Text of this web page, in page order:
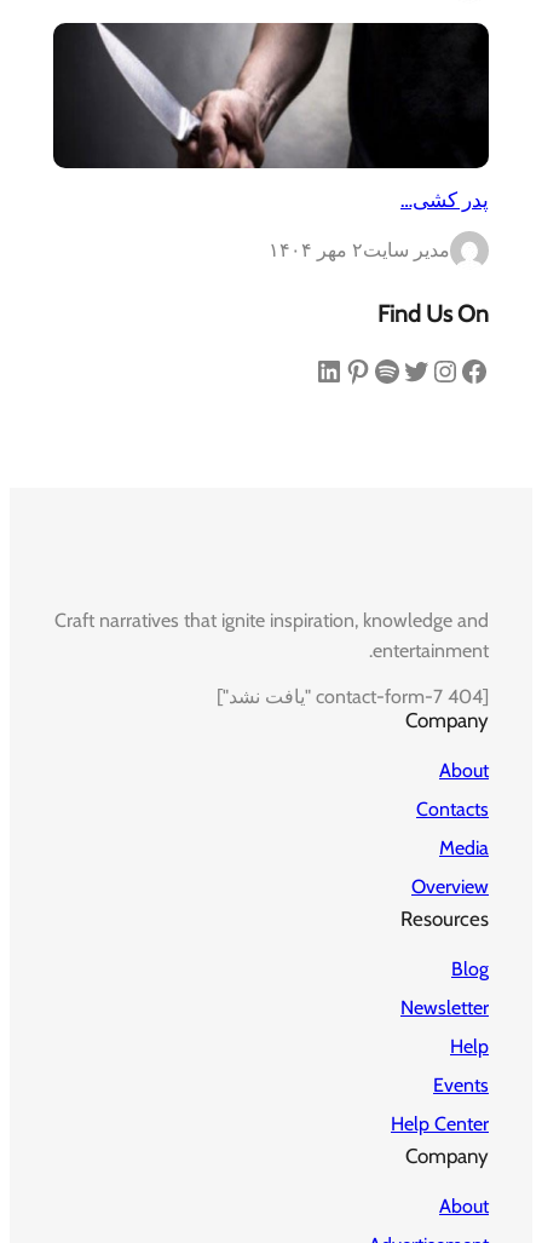
پدر کشی…
مدیر سایت۲ مهر ۱۴۰۴
Find Us On
فیس‌بوک اینستاگرم توییتر اسپاتیفای پینترست لینکداین
Craft narratives that ignite inspiration, knowledge and
entertainment.
[contact-form-7 404 "یافت نشد"]
Company
About
Contacts
Media
Overview
Resources
Blog
Newsletter
Help
Events
Help Center
Company
About